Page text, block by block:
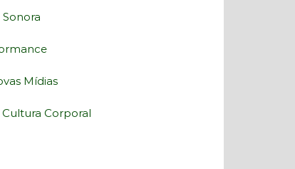
Mídias
Corporal